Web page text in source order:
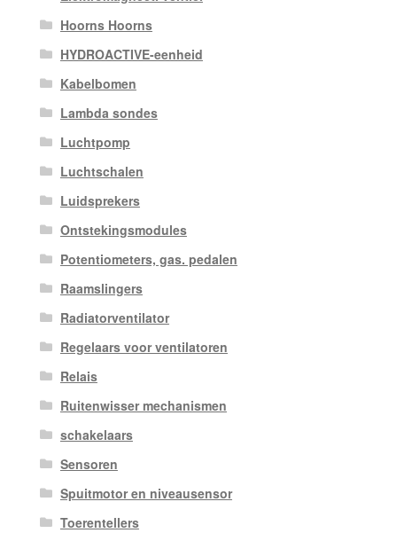
Hoorns Hoorns
HYDROACTIVE-eenheid
Kabelbomen
Lambda sondes
Luchtpomp
Luchtschalen
Luidsprekers
Ontstekingsmodules
Potentiometers, gas. pedalen
Raamslingers
Radiatorventilator
Regelaars voor ventilatoren
Relais
Ruitenwisser mechanismen
schakelaars
Sensoren
Spuitmotor en niveausensor
Toerentellers